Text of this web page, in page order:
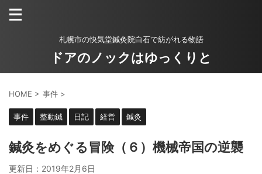
札幌市の快気堂鍼灸院白石で紡がれる物語
ドアのノックはゆっくりと
HOME > 事件 >
事件 整動鍼 日記 経営 鍼灸
鍼灸をめぐる冒険（６）機械帝国の逆襲
更新日： 2019年2月6日